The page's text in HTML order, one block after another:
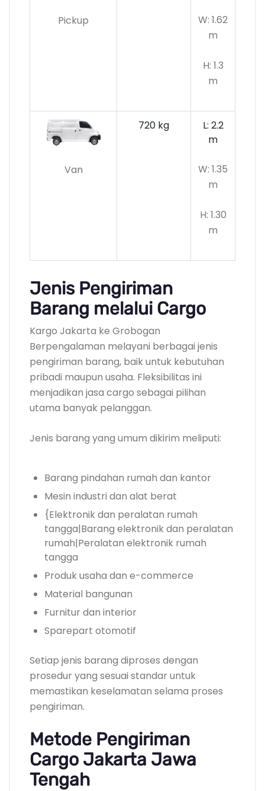
Pickup
W: 1.62
m
H: 1.3
m
Van
720 kg
L: 2.2
m
W: 1.35
m
H: 1.30
m
Jenis Pengiriman
Barang melalui Cargo
Kargo Jakarta ke Grobogan
Berpengalaman melayani berbagai jenis
pengiriman barang, baik untuk kebutuhan
pribadi maupun usaha. Fleksibilitas ini
menjadikan jasa cargo sebagai pilihan
utama banyak pelanggan.
Jenis barang yang umum dikirim meliputi:
Barang pindahan rumah dan kantor
Mesin industri dan alat berat
{Elektronik dan peralatan rumah
tangga|Barang elektronik dan peralatan
rumah|Peralatan elektronik rumah
tangga
Produk usaha dan e-commerce
Material bangunan
Furnitur dan interior
Sparepart otomotif
Setiap jenis barang diproses dengan
prosedur yang sesuai standar untuk
memastikan keselamatan selama proses
pengiriman.
Metode Pengiriman
Cargo Jakarta Jawa
Tengah